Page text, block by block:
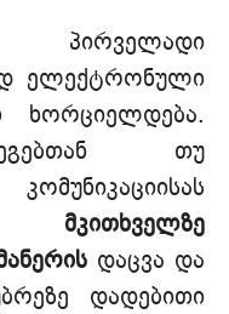
პირველადი
ელექტრონული
ხორციელდება.
თუ
მკითხველზე
დაცვა და
დადებითი